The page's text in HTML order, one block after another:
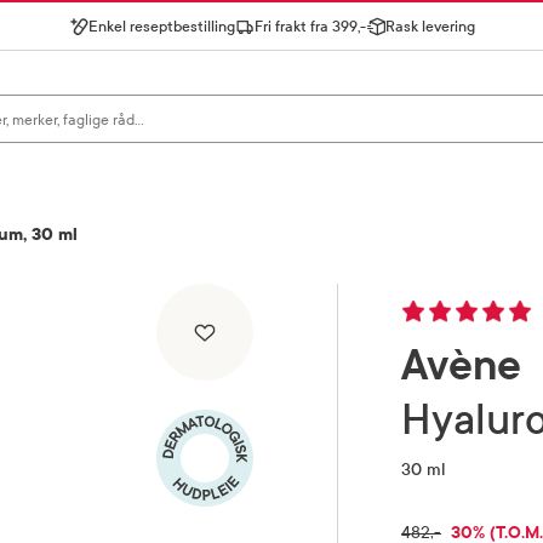
Enkel reseptbestilling Fri frakt fra 399,- Rask levering
30 ml
Avène
30 ml
FULLPRIS
482,- 30%